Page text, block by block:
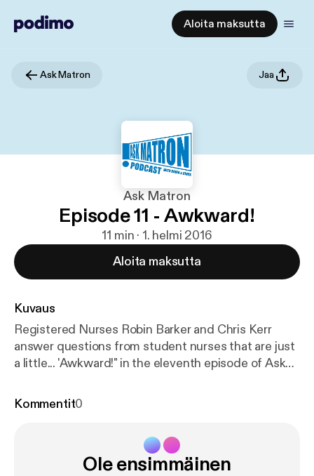
Aloita maksutta
Ask Matron Jaa
Ask Matron
Episode 11 - Awkward!
11 min · 1. helmi 2016
Aloita maksutta
Kuvaus
Registered Nurses Robin Barker and Chris Kerr
answer questions from student nurses that are just
a little... 'Awkward!" in the eleventh episode of Ask
twitter.com/askmatron or e-mail us at
Kommentit0
Ole ensimmäinen